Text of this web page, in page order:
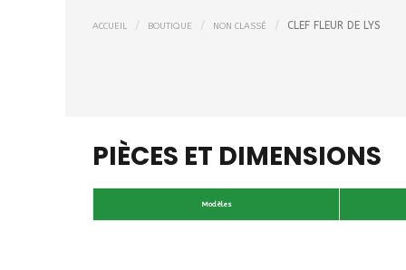
ACCUEIL BOUTIQUE NON CLASSÉ CLEF FLEUR DE LYS
PIÈCES ET DIMENSIONS
Modèles